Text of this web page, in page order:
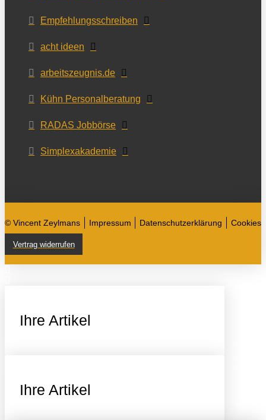
Empfehlungsschreiben
acht ideen
arbeitszeugnis.de
Kühn Personalberatung
RADAS Jobbörse
Simplexakademie
© Vincent Zeylmans Impressum Datenschutzerklärung Cookies
Vertrag widerrufen
Ihre Artikel
Ihre Artikel